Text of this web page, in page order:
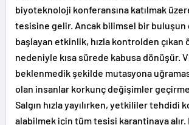
biyoteknoloji konferansına katılmak
tesisine gelir. Ancak bilimsel bir buluşun
başlayan etkinlik, hızla kontrolden çıkan
nedeniyle kısa sürede kabusa dönüşür.
beklenmedik şekilde mutasyona
olan insanlar korkunç değişimler
Salgın hızla yayılırken, yetkililer tehdidi
alabilmek için tüm tesisi karantinaya alır.